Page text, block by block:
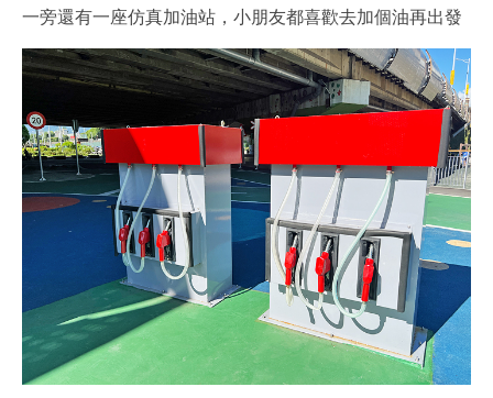
一旁還有一座仿真加油站，小朋友都喜歡去加個油再出發